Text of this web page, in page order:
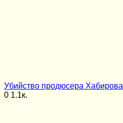
Убийство продюсера Хабирова
0 1.1к.